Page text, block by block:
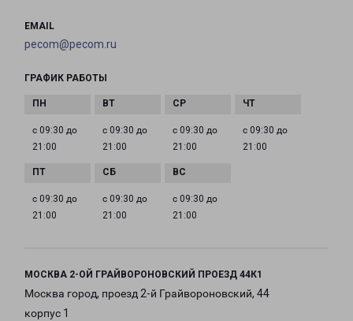
EMAIL
pecom@pecom.ru
ГРАФИК РАБОТЫ
с 09:30 до
21:00
с 09:30 до
21:00
с 09:30 до
21:00
с 09:30 до
21:00
с 09:30 до
21:00
с 09:30 до
21:00
с 09:30 до
21:00
МОСКВА 2-ОЙ ГРАЙВОРОНОВСКИЙ ПРОЕЗД 44К1
Москва город, проезд 2-й Грайвороновский, 44
корпус 1